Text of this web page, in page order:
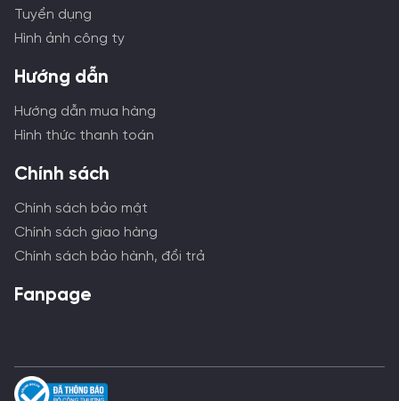
Tuyển dụng
Hình ảnh công ty
Hướng dẫn
Hướng dẫn mua hàng
Hình thức thanh toán
Chính sách
Chính sách bảo mật
Chính sách giao hàng
Chính sách bảo hành, đổi trả
Fanpage